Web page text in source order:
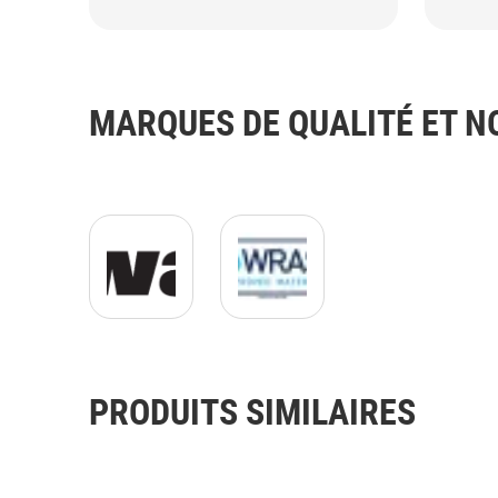
MARQUES DE QUALITÉ ET
Kiwa Logo.gif Logo WRAS JPG.jpg
PRODUITS SIMILAIRES